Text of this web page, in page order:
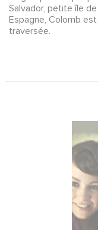
Salvador, petite île
Espagne, Colomb
traversée.